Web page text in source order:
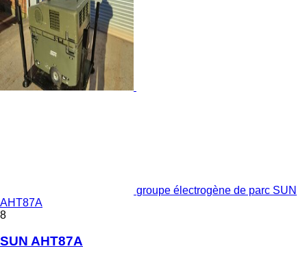
groupe électrogène de parc SUN
AHT87A
8
SUN AHT87A